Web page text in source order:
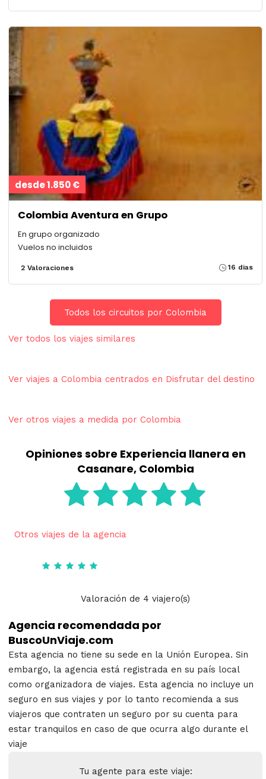
desde 1.850 €
Colombia Aventura en Grupo
En grupo organizado
Vuelos no incluidos
2 Valoraciones 16 dias
Todos los circuitos por Colombia
Ver todos los viajes similares
Ver viajes a Colombia centrados en Disfrutar del destino
Ver otros viajes a medida por Colombia
Opiniones sobre Experiencia llanera en
Casanare, Colombia
Otros viajes de la agencia
Valoración de 4 viajero(s)
Agencia recomendada por
BuscoUnViaje.com
Esta agencia no tiene su sede en la Unión Europea. Sin
embargo, la agencia está registrada en su país local
como organizadora de viajes. Esta agencia no incluye un
seguro en sus viajes y por lo tanto recomienda a sus
viajeros que contraten un seguro por su cuenta para
estar tranquilos en caso de que ocurra algo durante el
viaje
Tu agente para este viaje: